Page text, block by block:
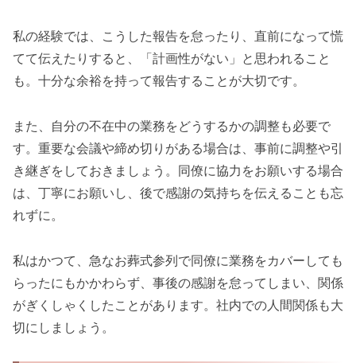
私の経験では、こうした報告を怠ったり、直前になって慌
てて伝えたりすると、「計画性がない」と思われること
も。十分な余裕を持って報告することが大切です。
また、自分の不在中の業務をどうするかの調整も必要で
す。重要な会議や締め切りがある場合は、事前に調整や引
き継ぎをしておきましょう。同僚に協力をお願いする場合
は、丁寧にお願いし、後で感謝の気持ちを伝えることも忘
れずに。
私はかつて、急なお葬式参列で同僚に業務をカバーしても
らったにもかかわらず、事後の感謝を怠ってしまい、関係
がぎくしゃくしたことがあります。社内での人間関係も大
切にしましょう。